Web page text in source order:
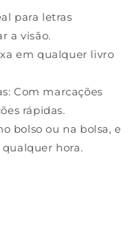
para letras
a visão.
em qualquer livro
Com marcações
rápidas.
bolso ou na bolsa, e
hora.